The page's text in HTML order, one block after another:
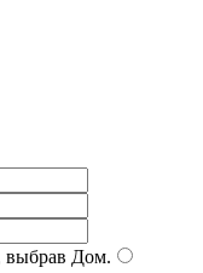
выбрав Дом.